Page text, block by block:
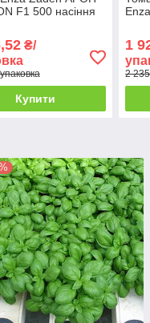
F1 500 насіння
₴/
Купити
1
2